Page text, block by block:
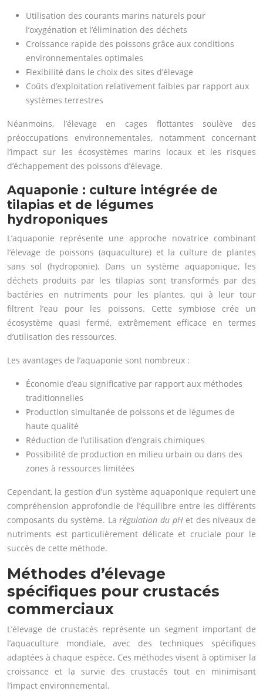
Utilisation des courants marins naturels pour
l’oxygénation et l’élimination des déchets
Croissance rapide des poissons grâce aux conditions
environnementales optimales
Flexibilité dans le choix des sites d’élevage
Coûts d’exploitation relativement faibles par rapport aux
systèmes terrestres
Néanmoins, l’élevage en cages flottantes soulève des
préoccupations environnementales, notamment concernant
l’impact sur les écosystèmes marins locaux et les risques
d’échappement des poissons d’élevage.
Aquaponie : culture intégrée de
tilapias et de légumes
hydroponiques
L’aquaponie représente une approche novatrice combinant
l’élevage de poissons (aquaculture) et la culture de plantes
sans sol (hydroponie). Dans un système aquaponique, les
déchets produits par les tilapias sont transformés par des
bactéries en nutriments pour les plantes, qui à leur tour
filtrent l’eau pour les poissons. Cette symbiose crée un
écosystème quasi fermé, extrêmement efficace en termes
d’utilisation des ressources.
Les avantages de l’aquaponie sont nombreux :
Économie d’eau significative par rapport aux méthodes
traditionnelles
Production simultanée de poissons et de légumes de
haute qualité
Réduction de l’utilisation d’engrais chimiques
Possibilité de production en milieu urbain ou dans des
zones à ressources limitées
Cependant, la gestion d’un système aquaponique requiert une
compréhension approfondie de l’équilibre entre les différents
composants du système. Larégulation du pH et des niveaux de
nutriments est particulièrement délicate et cruciale pour le
succès de cette méthode.
Méthodes d’élevage
spécifiques pour crustacés
commerciaux
L’élevage de crustacés représente un segment important de
l’aquaculture mondiale, avec des techniques spécifiques
adaptées à chaque espèce. Ces méthodes visent à optimiser la
croissance et la survie des crustacés tout en minimisant
l’impact environnemental.